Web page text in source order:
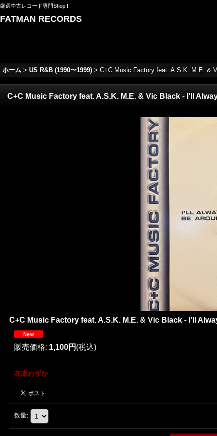
厳選中古レコード専門Shop !!
FATMAN RECORDS
ホーム > US R&B (1990〜1999) > C+C Music Factory feat. A.S.K. M.E. &
C+C Music Factory feat. A.S.K. M.E. & Vic Black - I'll
C+C Music Factory feat. A.S.K. M.E. & Vic Black - I'll
販売価格: 1,100円 (税込)
在庫わずか
数量: